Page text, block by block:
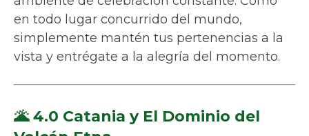
en todo lugar concurrido del mundo,
simplemente mantén tus pertenencias a la
vista y entrégate a la alegría del momento.
🌋 4.0 Catania y El Dominio del